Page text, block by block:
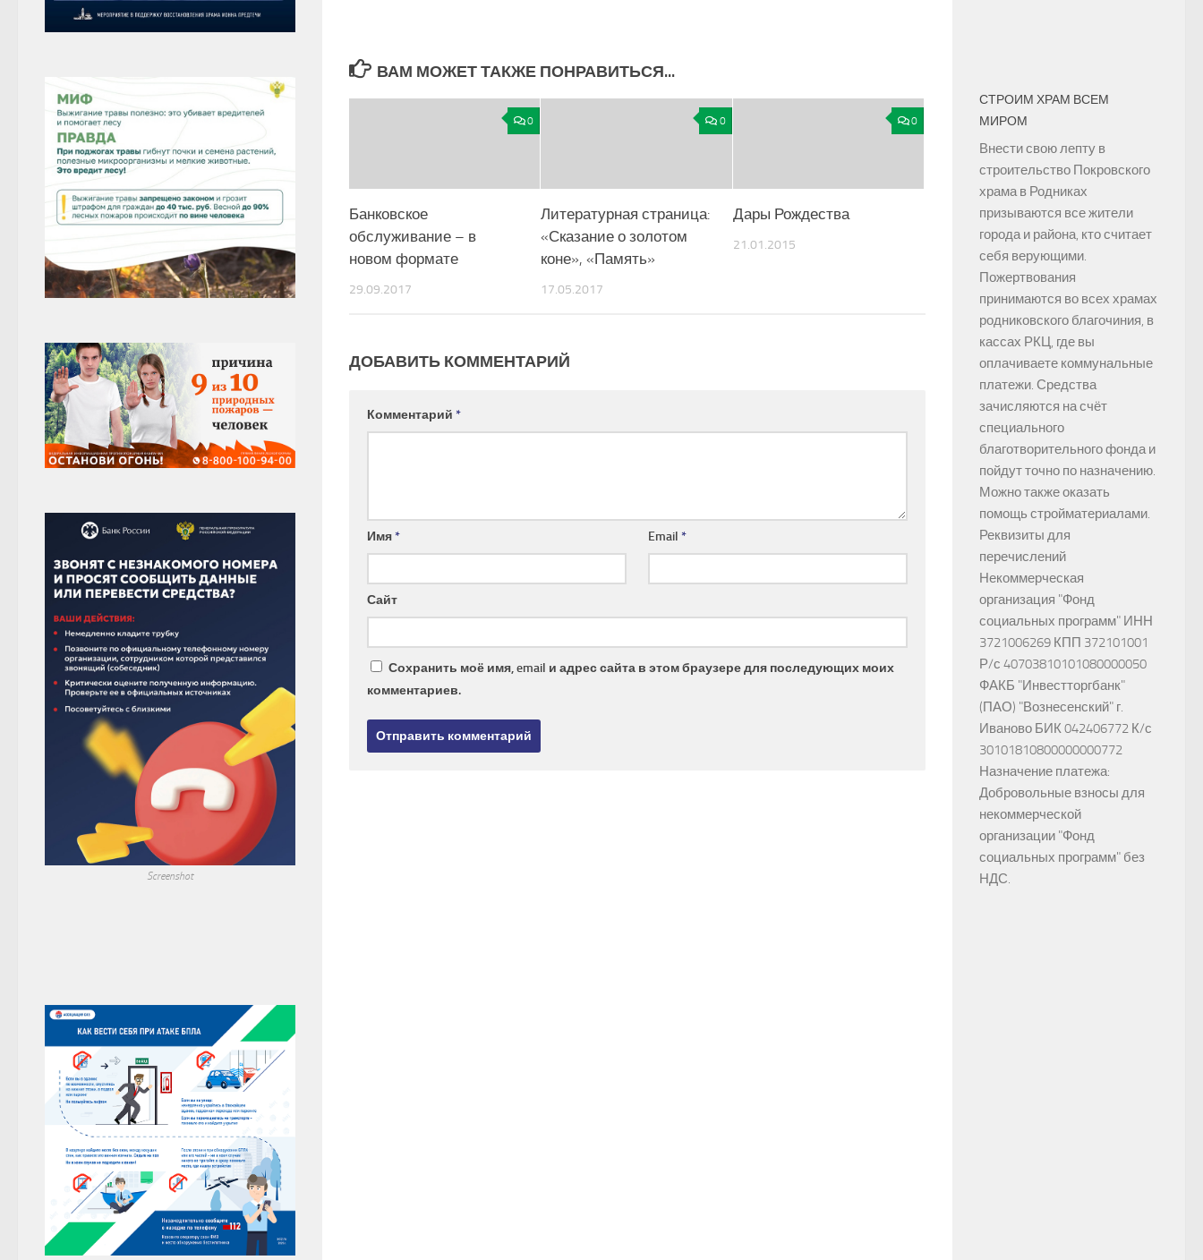
ВАМ МОЖЕТ ТАКЖЕ ПОНРАВИТЬСЯ...
0
Банковское
обслуживание – в
новом формате
29.09.2017
0
Литературная страница:
«Сказание о золотом
коне», «Память»
17.05.2017
0
Дары Рождества
21.01.2015
ДОБАВИТЬ КОММЕНТАРИЙ
Комментарий *
Имя* Email*
Сайт
Сохранить моё имя, email и адрес сайта в этом браузере для последующих моих
комментариев.
Screenshot
СТРОИМ ХРАМ ВСЕМ
МИРОМ
Внести свою лепту в
строительство Покровского
храма в Родниках
призываются все жители
города и района, кто считает
себя верующими.
Пожертвования
принимаются во всех храмах
родниковского благочиния, в
кассах РКЦ, где вы
оплачиваете коммунальные
платежи. Средства
зачисляются на счёт
специального
благотворительного фонда и
пойдут точно по назначению.
Можно также оказать
помощь стройматериалами.
Реквизиты для
перечислений
Некоммерческая
организация "Фонд
социальных программ" ИНН
3721006269 КПП 372101001
Р/с 40703810101080000050
ФАКБ "Инвестторгбанк"
(ПАО) "Вознесенский" г.
Иваново БИК 042406772 К/с
30101810800000000772
Назначение платежа:
Добровольные взносы для
некоммерческой
организации "Фонд
социальных программ" без
НДС.